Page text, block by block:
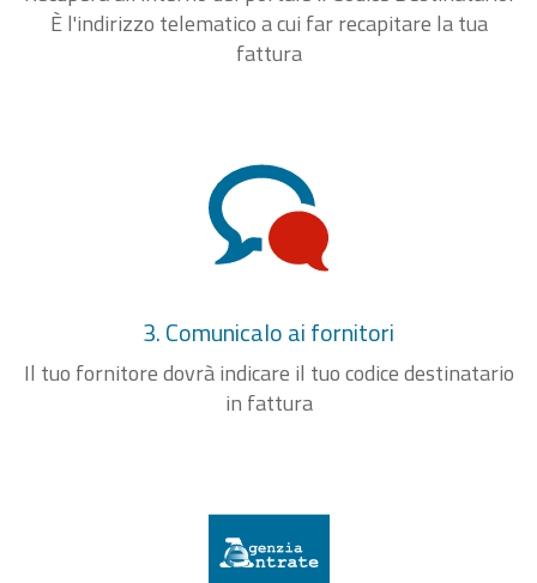
È l'indirizzo telematico a cui far recapitare la tua
fattura
3. Comunicalo ai fornitori
Il tuo fornitore dovrà indicare il tuo codice destinatario
in fattura